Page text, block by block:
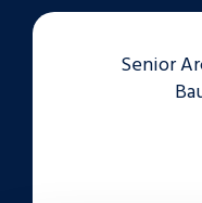
Senior